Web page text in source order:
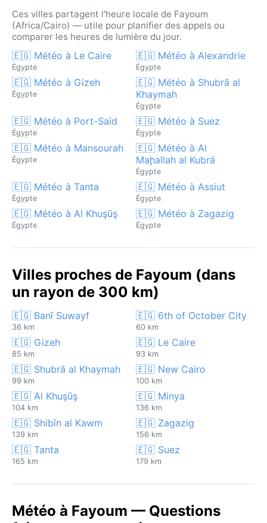
Ces villes partagent l'heure locale de Fayoum
(Africa/Cairo) — utile pour planifier des appels ou
comparer les heures de lumière du jour.
🇪🇬 Météo à Le Caire
Égypte
🇪🇬 Météo à Alexandrie
Égypte
🇪🇬 Météo à Gizeh
Égypte
🇪🇬 Météo à Shubrā al
Khaymah
Égypte
🇪🇬 Météo à Port-Saïd
Égypte
🇪🇬 Météo à Suez
Égypte
🇪🇬 Météo à Mansourah
Égypte
🇪🇬 Météo à Al
Maḩallah al Kubrá
Égypte
🇪🇬 Météo à Tanta
Égypte
🇪🇬 Météo à Assiut
Égypte
🇪🇬 Météo à Al Khuşūş
Égypte
🇪🇬 Météo à Zagazig
Égypte
Villes proches de Fayoum (dans
un rayon de 300 km)
🇪🇬 Banī Suwayf
36 km
🇪🇬 6th of October City
60 km
🇪🇬 Gizeh
85 km
🇪🇬 Le Caire
93 km
🇪🇬 Shubrā al Khaymah
99 km
🇪🇬 New Cairo
100 km
🇪🇬 Al Khuşūş
104 km
🇪🇬 Minya
136 km
🇪🇬 Shibīn al Kawm
139 km
🇪🇬 Zagazig
156 km
🇪🇬 Tanta
165 km
🇪🇬 Suez
179 km
Météo à Fayoum — Questions